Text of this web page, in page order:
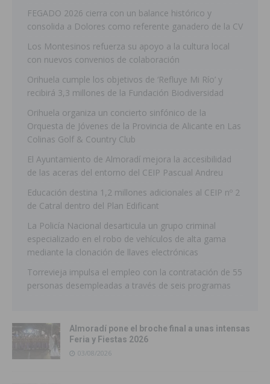
FEGADO 2026 cierra con un balance histórico y
consolida a Dolores como referente ganadero de la CV
Los Montesinos refuerza su apoyo a la cultura local
con nuevos convenios de colaboración
Orihuela cumple los objetivos de ‘Refluye Mi Río’ y
recibirá 3,3 millones de la Fundación Biodiversidad
Orihuela organiza un concierto sinfónico de la
Orquesta de Jóvenes de la Provincia de Alicante en Las
Colinas Golf & Country Club
El Ayuntamiento de Almoradí mejora la accesibilidad
de las aceras del entorno del CEIP Pascual Andreu
Educación destina 1,2 millones adicionales al CEIP nº 2
de Catral dentro del Plan Edificant
La Policía Nacional desarticula un grupo criminal
especializado en el robo de vehículos de alta gama
mediante la clonación de llaves electrónicas
Torrevieja impulsa el empleo con la contratación de 55
personas desempleadas a través de seis programas
Almoradí pone el broche final a unas intensas
Feria y Fiestas 2026
03/08/2026